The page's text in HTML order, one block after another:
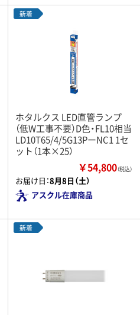
新着
ホタルクス LED直管ランプ
（低W工事不要）D色・FL10相当
LD10T65/4/5G13PーNC1 1セ
ット（1本×25）
￥54,800（税込）
お届け日：8月8日（土）
アスクル在庫商品
新着